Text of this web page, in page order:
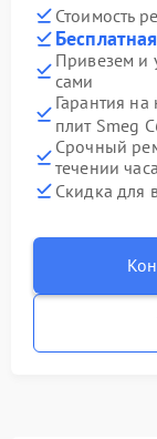
Стоимость
Привезем и
сами
Гарантия
плит Smeg
Срочный
течении часа
Скидка для